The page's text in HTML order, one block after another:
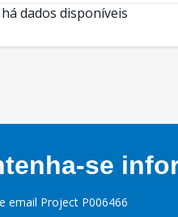
dados disponíveis
se
email Project P006466